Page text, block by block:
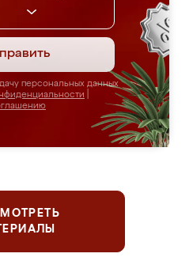
персональных данных